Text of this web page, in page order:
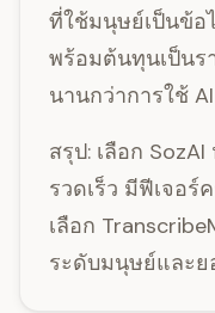
ที่ใช้มนุษย์เป็นข้อ
พร้อมต้นทุนเป็นร
นานกว่าการใช้
สรุป: เลือก
รวดเร็ว มีฟีเจอ
เลือก
ระดับมนุษย์และย